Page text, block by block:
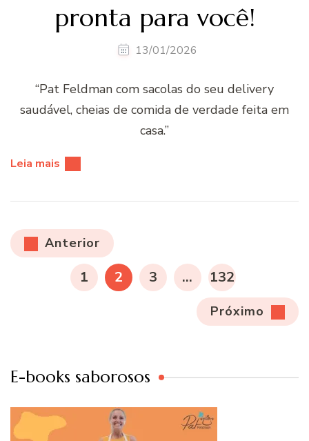
pronta para você!
13/01/2026
“Pat Feldman com sacolas do seu delivery
saudável, cheias de comida de verdade feita em
casa.”
Leia mais
Paginação
de
Anterior
PÁGINA
1 PÁGINA
2 PÁGINA
3 … PÁGINA
132
Próximo
E-books saborosos